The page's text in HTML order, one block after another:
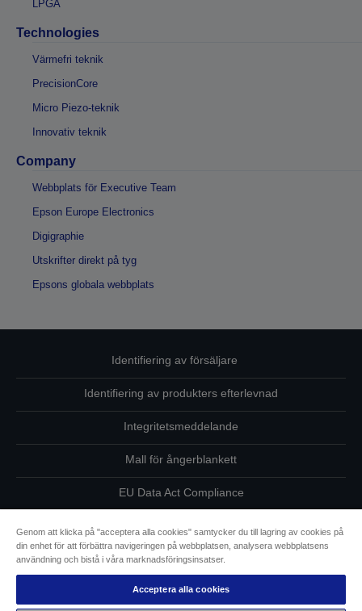
LPGA
Technologies
Värmefri teknik
PrecisionCore
Micro Piezo-teknik
Innovativ teknik
Company
Webbplats för Executive Team
Epson Europe Electronics
Digigraphie
Utskrifter direkt på tyg
Epsons globala webbplats
Identifiering av försäljare
Identifiering av produkters efterlevnad
Integritetsmeddelande
Mall för ångerblankett
EU Data Act Compliance
Kontakta oss angående dina uppgifter
Information om cookies
Epsons åtagande avseende tillgänglighet
Genom att klicka på "acceptera alla cookies" samtycker du till lagring av cookies på
din enhet för att förbättra navigeringen på webbplatsen, analysera webbplatsens
användning och bistå i våra marknadsföringsinsatser.
Acceptera alla cookies